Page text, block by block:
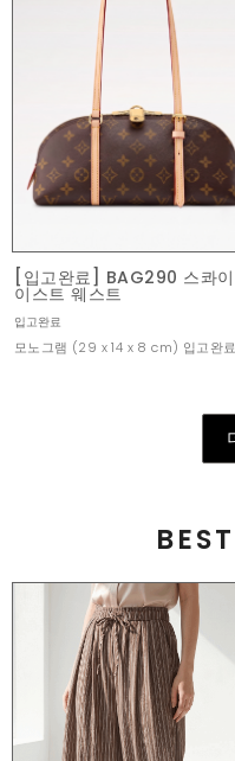
[입고완료] BAG290 스콰
이스트 웨스트
입고완료
모노그램 (29 x 14 x 8 cm) 입고완료